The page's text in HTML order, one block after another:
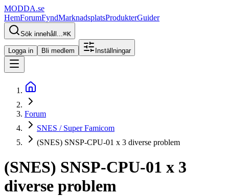
MODDA.se
HemForumFyndMarknadsplatsProdukterGuider
Sök innehåll...⌘K
Logga in Bli medlem Inställningar
Forum
SNES / Super Famicom
(SNES) SNSP-CPU-01 x 3 diverse problem
(SNES) SNSP-CPU-01 x 3
diverse problem